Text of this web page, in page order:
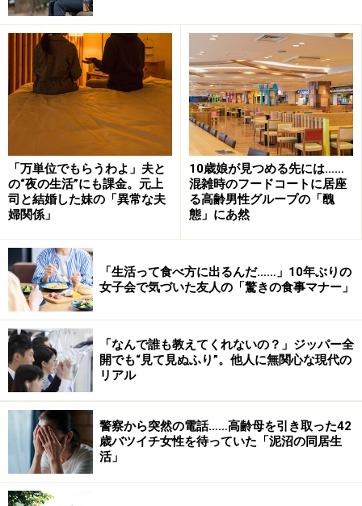
友人を紹介する夫の言い方が非常識
ハルコさんは急に渋い表情になった。夫は久しぶりに大
人数で集まって気持ちが高ぶっていたのかもしれない。
だがその紹介の仕方は、ハルコさんの“常識”を越えてい
「夫と同世代の男性ふたりを紹介してくれたときに、
『彼は経営者なんだ。とにかくお金を持ってる。すっご
い金持ちなんだ』とお金を強調。紹介された人もニヤニ
ヤしていて、なんとなく傲慢な感じなんですよ。次にも
うひとり紹介したときは『こいつは女にモテるんだよ。
オレより年上なのに、すっごい精力で女を喜ばせるらし
い。いっつも愛人がふたりくらいいるんだ』って。本当
にその人を尊敬しているようにいうんです。
私はいきなり不快になって、『そんなこと妻に言う？』
と夫を睨みつけました。すると経営者のほうが『奥さ
ん、怖いなあ』、モテ男は『奥さん、ダンナに喜ばせて
もらってないの？』って。どっちも最低でしょう？ それ
なのに夫は『ね、このふたり、いいでしょ』って。夫の
友だち選びのセンスを疑いましたね。ろくな人間と会っ
てないんだなと」
「万単位でもらうわよ」夫と
の“夜の生活”にも課金。元上
司と結婚した妹の「異常な夫
婦関係」
10歳娘が見つめる先には……
混雑時のフードコートに居座
る高齢男性グループの「醜
態」にあ然
「生活って食べ方に出るんだ……」10年ぶりの
女子会で気づいた友人の「驚きの食事マナー」
「なんで誰も教えてくれないの？」ジッパー全
開でも“見て見ぬふり”。他人に無関心な現代の
リアル
警察から突然の電話……高齢母を引き取った42
歳バツイチ女性を待っていた「泥沼の同居生
活」